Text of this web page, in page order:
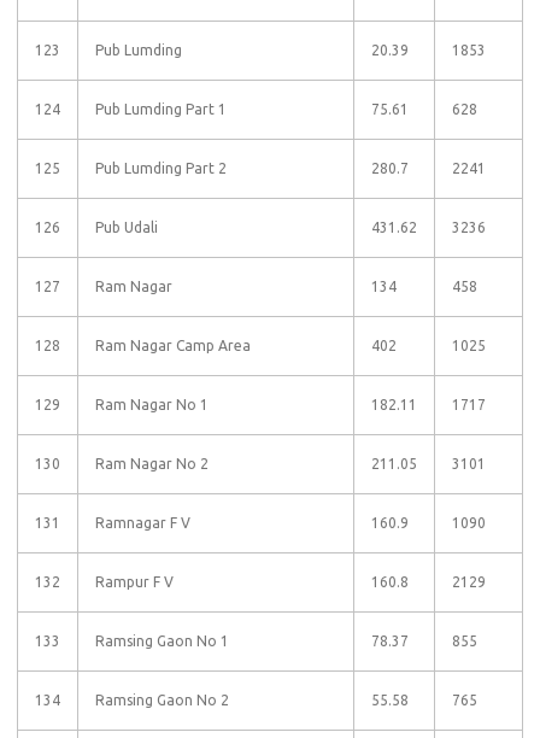
123 Pub Lumding 20.39 1853
124 Pub Lumding Part 1 75.61 628
125 Pub Lumding Part 2 280.7 2241
126 Pub Udali 431.62 3236
127 Ram Nagar 134 458
128 Ram Nagar Camp Area 402 1025
129 Ram Nagar No 1 182.11 1717
130 Ram Nagar No 2 211.05 3101
131 Ramnagar F V 160.9 1090
132 Rampur F V 160.8 2129
133 Ramsing Gaon No 1 78.37 855
134 Ramsing Gaon No 2 55.58 765